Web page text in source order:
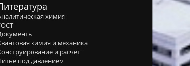
химия
химия и механика
и расчет
под давлением